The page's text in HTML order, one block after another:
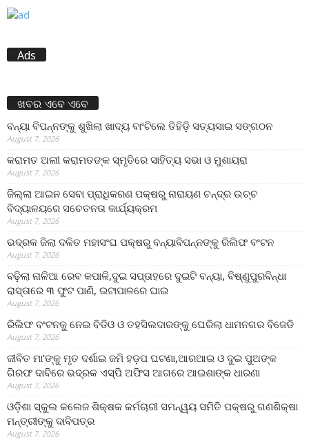
Ads
ଖବର ଏବେ ଏବେ
ବନ୍ୟା ବିପନ୍ନଙ୍କୁ ଶୁଖିଲା ଖାଦ୍ୟ ବାଂଟିଲେ ତିହିଡି଼ ସତ୍ୟସାଇ ସଙ୍ଗଠନ
August 7, 2026
କରାମତ ଅଲୀ କରାମତଙ୍କ ସ୍ମୃତିରେ ସାହିତ୍ୟ ସଭା ଓ ମୁଶାୟରା
August 7, 2026
ଜିଲ୍ଲା ଆଇନ ସେବା ପ୍ରାଧିକରଣ ପକ୍ଷରୁ ନାରାୟଣ ଚନ୍ଦ୍ର ଉଚ୍ଚ
ବିଦ୍ୟାଳୟରେ ସଚେତନତା କାର୍ଯ୍ୟକ୍ରମ
August 7, 2026
ଭଦ୍ରକ ଜିଲା ଦଳିତ ମହାସଂଘ ପକ୍ଷରୁ ବନ୍ୟାବିପନ୍ନଙ୍କୁ ରିଲିଫ ବଂଟନ
August 7, 2026
ବଢ଼ିଲା ନାଳିଆ ରେବ କପାଳି,ଦୁଇ ସପ୍ତାହରେ ଦୁଇଟି ବନ୍ୟା, ବିଷ୍ଣୁପୁରବିନ୍ଧା
ରାସ୍ତାରେ ୩ ଫୁଟ ପାଣି, ଇଟାପାଳରେ ଘାଇ
August 7, 2026
ରିଲିଫ ବଂଟନକୁ ନେଇ ବିଡିଓ ଓ ତହସିଲଦାରଙ୍କୁ ଘେରିଲା ଧାମନଗର ବିଜେଡି
August 7, 2026
ଜୀବିତ ମା’ଙ୍କୁ ମୃତ ଦର୍ଶାଇ ଜମି ହଡ଼ପ ଘଟଣା,ଆରଆଇ ଓ ଦୁଇ ପୁଅଙ୍କ
ଗିରଫ ଦାବିରେ ଭଦ୍ରକ ଏସ୍‌ପି ଅଫିସ ଆଗରେ ଆଇଶାଙ୍କ ଧାରଣା
August 7, 2026
ଓଡ଼ିଶା ସ୍କୁଲ କଲେଜ ଶିକ୍ଷକ କର୍ମଚାରୀ ସମନ୍ୱୟ ସମିତି ପକ୍ଷରୁ ଗଣଶିକ୍ଷା
ମନ୍ତ୍ରୀଙ୍କୁ ଦାବିପତ୍ର
August 7, 2026